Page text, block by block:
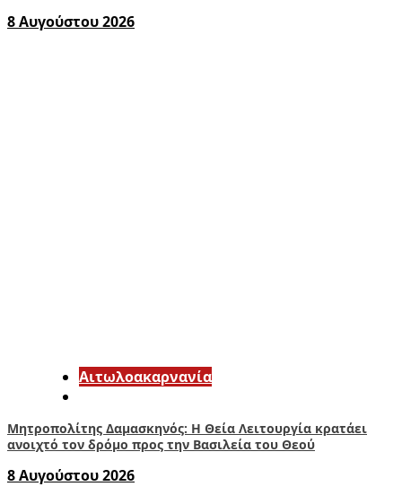
8 Αυγούστου 2026
Αιτωλοακαρνανία
Μητροπολίτης Δαμασκηνός: Η Θεία Λειτουργία κρατάει
ανοιχτό τον δρόμο προς την Βασιλεία του Θεού
8 Αυγούστου 2026